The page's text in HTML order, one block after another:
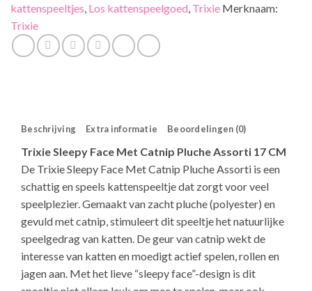
kattenspeeltjes, Los kattenspeelgoed, Trixie Merknaam:
Trixie
Beschrijving Extra informatie Beoordelingen (0)
Trixie Sleepy Face Met Catnip Pluche Assorti 17 CM
De Trixie Sleepy Face Met Catnip Pluche Assorti is een
schattig en speels kattenspeeltje dat zorgt voor veel
speelplezier. Gemaakt van zacht pluche (polyester) en
gevuld met catnip, stimuleert dit speeltje het natuurlijke
speelgedrag van katten. De geur van catnip wekt de
interesse van katten en moedigt actief spelen, rollen en
jagen aan. Met het lieve “sleepy face”-design is dit